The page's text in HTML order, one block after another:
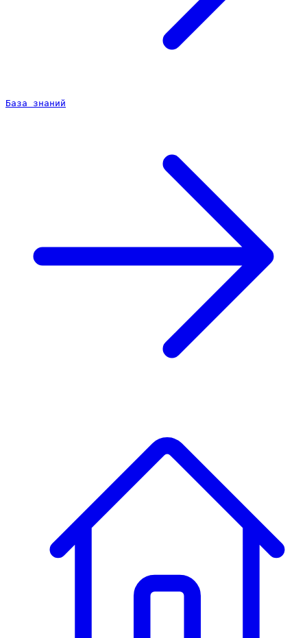
База знаний